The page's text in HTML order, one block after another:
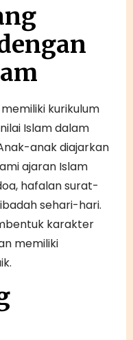
kurikulum
Islam dalam
anak diajarkan
ajaran Islam
hafalan surat-
sehari-hari.
karakter
memiliki